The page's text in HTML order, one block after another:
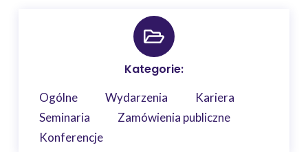
Kategorie:
Ogólne Wydarzenia
Kariera
Seminaria
Zamówienia publiczne
Konferencje